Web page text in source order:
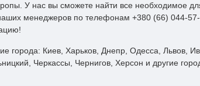
У нас вы сможете найти все необходимое
менеджеров по телефонам +380 (66) 044-
города: Киев, Харьков, Днепр, Одесса, Львов,
Черкассы, Чернигов, Херсон и другие